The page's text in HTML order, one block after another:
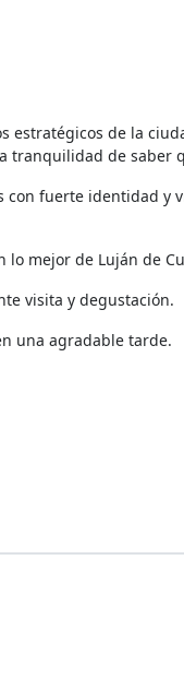
estratégicos de la
tranquilidad de saber
con fuerte identidad y
mejor de Luján de
visita y degustación.
una agradable tarde.